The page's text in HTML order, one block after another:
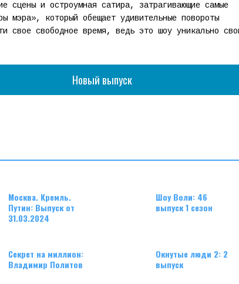
сцены и остроумная сатира, затрагивающие самые
мэра», который обещает удивительные повороты
свое свободное время, ведь это шоу уникально
Новый выпуск
Москва. Кремль.
Путин: Выпуск от
31.03.2024
Шоу Воли: 46
выпуск 1 сезон
Секрет на миллион:
Владимир Политов
Окнутые люди 2: 2
выпуск